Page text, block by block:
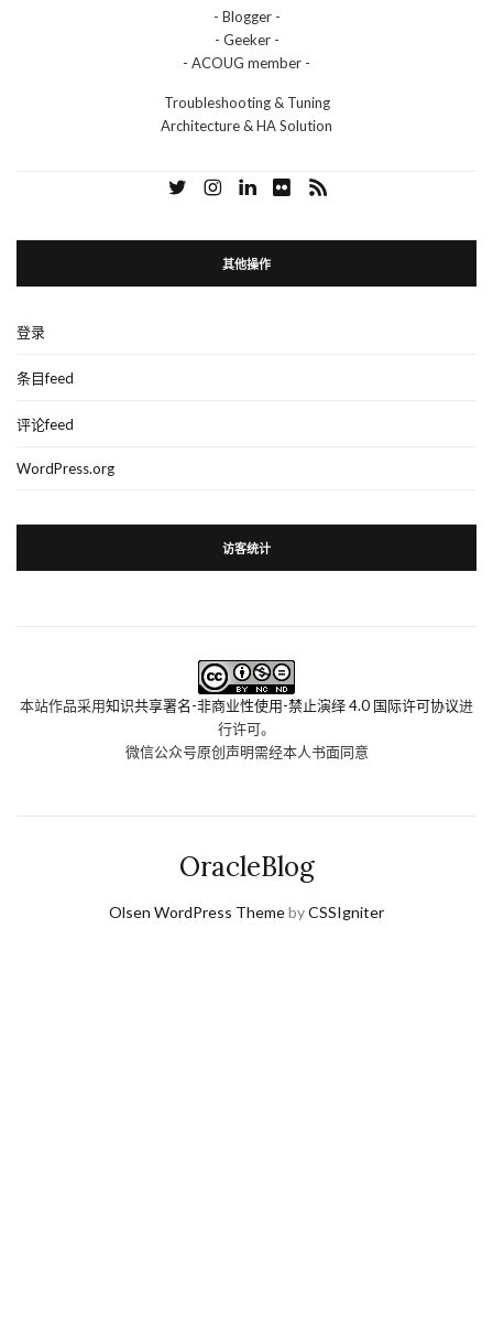
- Blogger -
- Geeker -
- ACOUG member -
Troubleshooting & Tuning
Architecture & HA Solution
其他操作
登录
条目feed
评论feed
WordPress.org
访客统计
本站作品采用知识共享署名-非商业性使用-禁止演绎 4.0 国际许可协议进
行许可。
微信公众号原创声明需经本人书面同意
OracleBlog
Olsen WordPress ThemebyCSSIgniter